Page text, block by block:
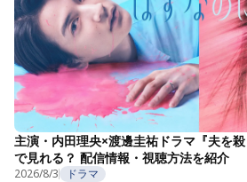
主演・内田理央×渡邊圭祐ドラマ『夫を
で見れる？ 配信情報・視聴方法を紹介
2026/8/3 ドラマ